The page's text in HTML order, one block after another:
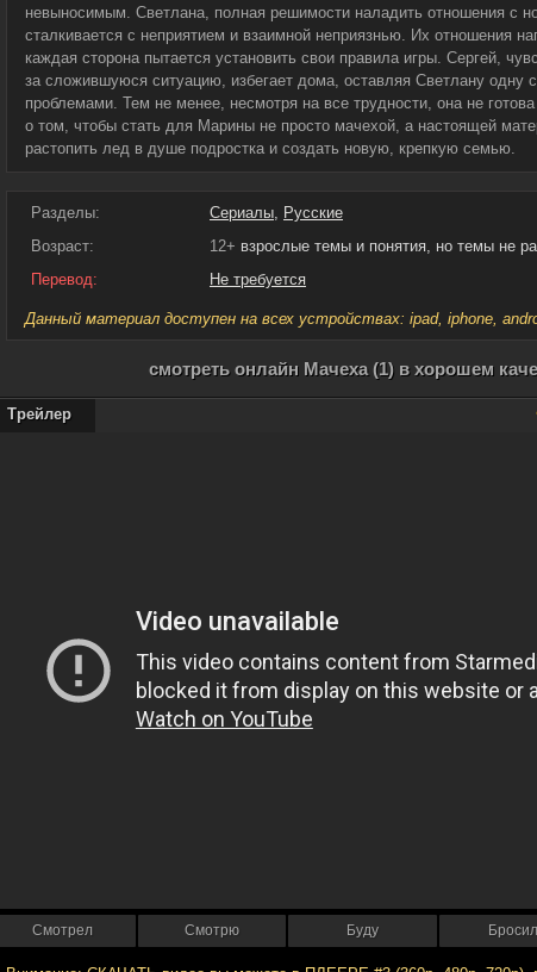
невыносимым. Светлана, полная решимости наладить отношения с
сталкивается с неприятием и взаимной неприязнью. Их отношения
каждая сторона пытается установить свои правила игры. Сергей,
за сложившуюся ситуацию, избегает дома, оставляя Светлану одну
проблемами. Тем не менее, несмотря на все трудности, она не
о том, чтобы стать для Марины не просто мачехой, а настоящей
растопить лед в душе подростка и создать новую, крепкую семью.
Разделы: Сериалы, Русские
Возраст:
12+ взрослые темы и понятия, но темы не
Перевод:
Не требуется
Данный материал доступен на всех устройствах: ipad, iphone,
смотреть онлайн Мачеха (1) в хорошем
Трейлер
Смотрел Смотрю Буду Бросил